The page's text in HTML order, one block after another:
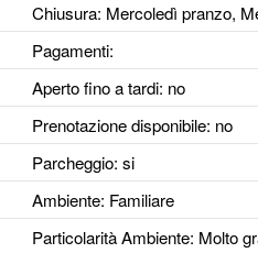
Chiusura: Mercoledì pranzo,
Pagamenti:
Aperto fino a tardi: no
Prenotazione disponibile: no
Parcheggio: si
Ambiente: Familiare
Particolarità Ambiente: Molto